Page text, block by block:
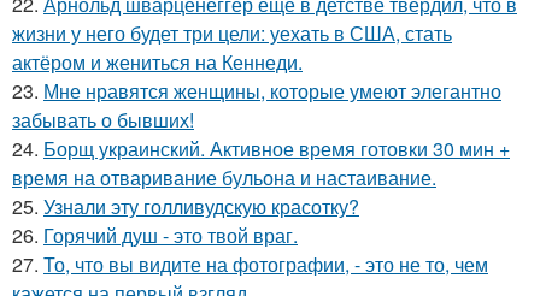
жизни у него будет три цели: уехать в США, стать
актёром и жениться на Кеннеди.
23. Мне нравятся женщины, которые умеют элегантно
забывать о бывших!
24. Борщ украинский. Активное время готовки 30 мин +
время на отваривание бульона и настаивание.
25. Узнали эту голливудскую красотку?
26. Горячий душ - это твой враг.
27. То, что вы видите на фотографии, - это не то, чем